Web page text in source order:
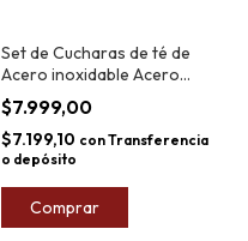
Set de Cucharas de té de
Acero inoxidable Acero
Carol Areia x6
$7.999,00
$7.199,10 conTransferencia
o depósito
Comprar